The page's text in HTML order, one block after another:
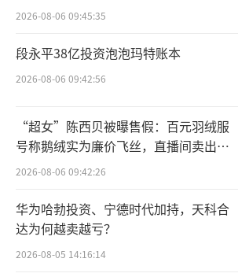
通义团队核心人物变动，
杨红霞的离职，其带领研发的
模型M6”，是现在通义千问底
而后，2024年通义千问大模型
被字节挖走，彻底开启了
变”。
2026-08-06 09:45:35
段永平38亿投资泡泡玛特账本
2026-08-06 09:42:56
“超女”陈西贝被曝售假：百元羽绒服
号称鹅绒实为廉价飞丝，直播间卖出超
百万元
2026-08-06 09:42:26
华为哈勃投资、宁德时代加持，天科合
达为何越卖越亏？
2026-08-05 14:16:14